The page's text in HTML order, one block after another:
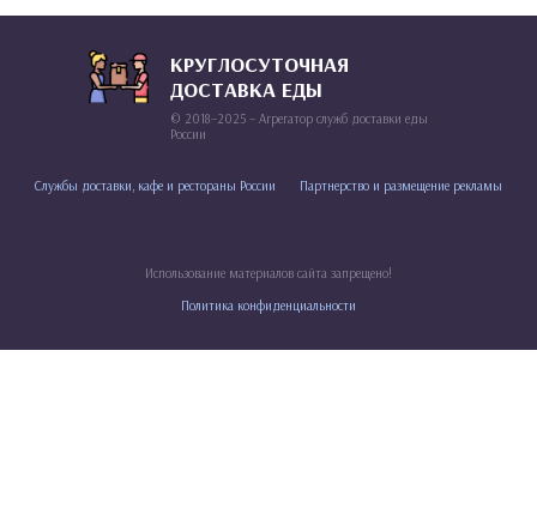
КРУГЛОСУТОЧНАЯ
ДОСТАВКА ЕДЫ
© 2018–2025 – Агрегатор служб доставки еды
России
Службы доставки, кафе и рестораны России Партнерство и размещение рекламы
Использование материалов сайта запрещено!
Политика конфиденциальности